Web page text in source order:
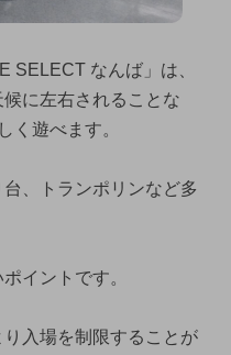
SELECT なんば」は、
に左右されることな
く遊べます。
、トランポリンなど多
イントです。
入場を制限することが